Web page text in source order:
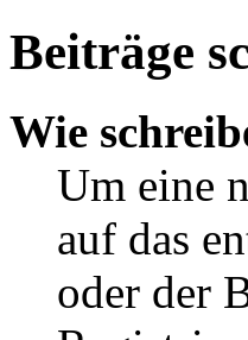
Beiträge
Wie
Um eine
auf das
oder der